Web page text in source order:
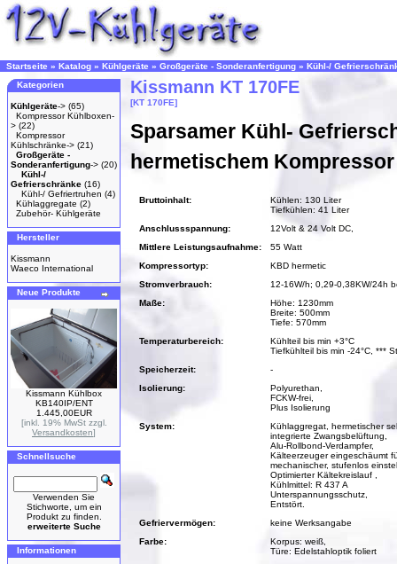
Startseite » Katalog » Kühlgeräte » Großgeräte - Sonderanfertigung » Kühl-/
Kategorien
Kühlgeräte-> (65)
Kompressor Kühlboxen-
> (22)
Kompressor
Kühlschränke-> (21)
Großgeräte -
Sonderanfertigung-> (20)
Kühl-/
Gefrierschränke (16)
Kühl-/ Gefriertruhen (4)
Kühlaggregate (2)
Zubehör- Kühlgeräte
Hersteller
Kissmann
Waeco International
Neue Produkte
Kissmann Kühlbox
KB140IP/ENT
1.445,00EUR
[inkl. 19% MwSt zzgl.
Versandkosten]
Schnellsuche
Verwenden Sie
Stichworte, um ein
Produkt zu finden.
erweiterte Suche
Informationen
Kissmann KT 170FE
[KT 170FE]
Sparsamer Kühl-
hermetischem Kompressor
Bruttoinhalt:
Kühlen: 130 Liter
Tiefkühlen: 41 Liter
Anschlussspannung:
12Volt & 24 Volt DC,
Mittlere Leistungsaufnahme:
55 Watt
Kompressortyp:
KBD hermetic
Stromverbrauch:
12-16W/h; 0,29-0,38KW/24h
Maße:
Höhe: 1230mm
Breite: 500mm
Tiefe: 570mm
Temperaturbereich:
Kühlteil bis min +3°C
Tiefkühlteil bis min -24°C, ***
Speicherzeit:
-
Isolierung:
Polyurethan,
FCKW-frei,
Plus Isolierung
System:
Kühlaggregat, hermetischer
integrierte Zwangsbelüftung,
Alu-Rollbond-Verdampfer,
Kälteerzeuger eingeschäumt
mechanischer, stufenlos
Optimierter Kältekreislauf ,
Kühlmittel: R 437 A
Unterspannungsschutz,
Entstört.
Gefriervermögen:
keine Werksangabe
Farbe:
Korpus: weiß,
Türe: Edelstahloptik foliert